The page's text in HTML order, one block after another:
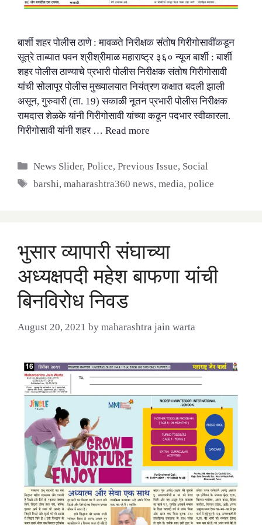
बार्शी शहर पोलीस ठाणे : मावळते निरीक्षक संतोष गिरीगोसावींकडून
सूत्रे ताब्यात पवन श्रीश्रीमाळ महाराष्ट्र ३६० न्यूज बार्शी : बार्शी
शहर पोलीस ठाण्याचे प्रभारी पोलीस निरीक्षक संतोष गिरीगोसावी
यांची सोलापूर पोलीस मुख्यालयात नियंत्रण कक्षात बदली झाली
असून, गुरुवारी (ता. 19) सकाळी नूतन प्रभारी पोलीस निरीक्षक
रामदास शेळके यांनी गिरीगोसावी यांच्या कढून पदभार स्वीकारला.
गिरीगोसावी यांनी शहर … Read more
Categories
News Slider,Police,Previous Issue, Social
Tags
barshi,maharashtra360 news,media,police
भुसार व्यापारी संघाच्या
अध्यक्षपदी महेश बाफणा यांची
बिनविरोध निवड
August 20, 2021 by maharashtra jain warta